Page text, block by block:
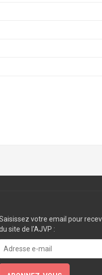
votre email pour
site de l'AJVP :
Adresse
e-